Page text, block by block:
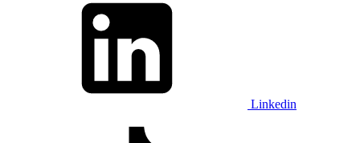
Linkedin